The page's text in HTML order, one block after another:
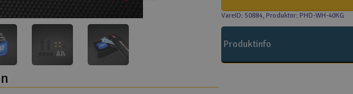
VareID: 50884, Produktnr: PHD-WH-40KG
Produktinfo